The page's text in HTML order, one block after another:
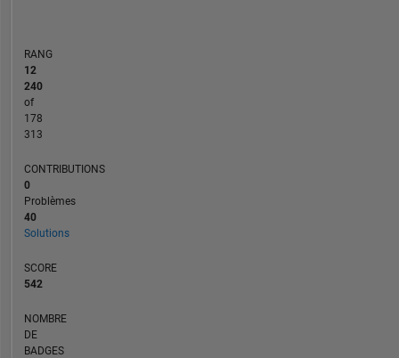
RANG
12
240
of
178
313
CONTRIBUTIONS
0
Problèmes
40
Solutions
SCORE
542
NOMBRE
DE
BADGES